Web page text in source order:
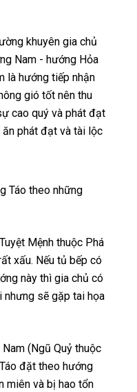
khuyên gia chủ
Nam - hướng Hỏa
là hướng tiếp nhận
gió tốt nên thu
cao quý và phát đạt
phát đạt và tài lộc
Táo theo những
Mệnh thuộc Phá
xấu. Nếu tủ bếp có
này thì gia chủ có
nhưng sẽ gặp tai họa
(Ngũ Quỷ thuộc
đặt theo hướng
miên và bị hao tổn